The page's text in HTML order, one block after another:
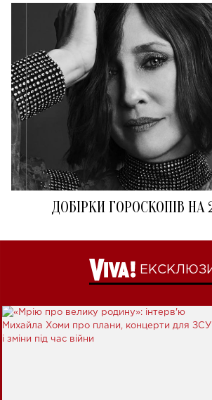
ДОБІРКИ ГОРОСКОПІВ НА